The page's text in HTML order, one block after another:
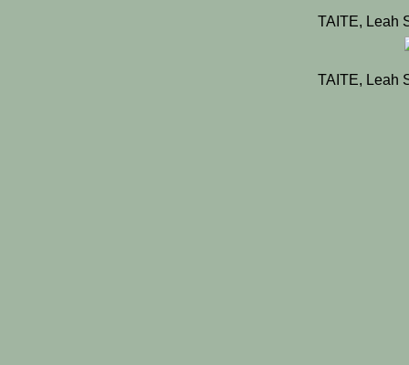
TAITE, Leah
TAITE, Leah